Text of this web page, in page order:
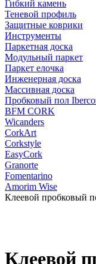
Гибкий камень
Теневой профиль
Защитные коврики
Инструменты
Паркетная доска
Модульный паркет
Паркет елочка
Инженерная доска
Массивная доска
Пробковый пол
BFM CORK
Wicanders
CorkArt
Corkstyle
EasyCork
Granorte
Fomentarino
Amorim Wise
Клеевой пробковый
Клеевой